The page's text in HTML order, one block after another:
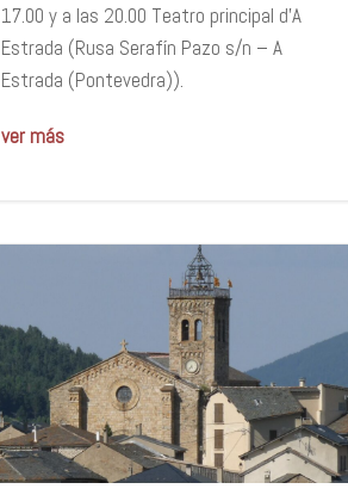
17.00 y a las 20.00 Teatro principal d’A
Estrada (Rusa Serafín Pazo s/n – A
Estrada (Pontevedra)).
ver más